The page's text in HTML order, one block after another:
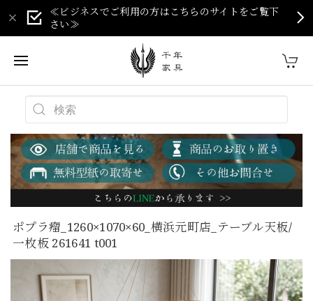
≪ビジネスでご利用の方はこちらのサイトをご覧下
さい≫
ポプラ瘤_1260×1070×60_横浜元町店_テーブル天板/
一枚板 261641 t001